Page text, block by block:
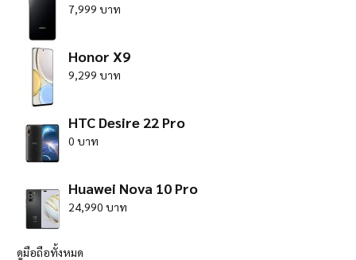
7,999 บาท
Honor X9
9,299 บาท
HTC Desire 22 Pro
0 บาท
Huawei Nova 10 Pro
24,990 บาท
ดูมือถือทั้งหมด